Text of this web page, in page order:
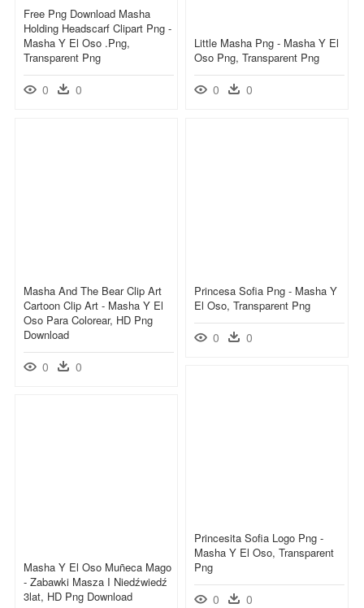
Free Png Download Masha
Holding Headscarf Clipart Png -
Masha Y El Oso .png,
Transparent Png
0 0
Little Masha Png - Masha Y El
Oso Png, Transparent Png
0 0
Masha And The Bear Clip Art
Cartoon Clip Art - Masha Y El
Oso Para Colorear, HD Png
Download
0 0
Princesa Sofia Png - Masha Y
El Oso, Transparent Png
0 0
Princesita Sofia Logo Png -
Masha Y El Oso, Transparent
Png
0 0
Masha Y El Oso Muñeca Mago
- Zabawki Masza I Niedźwiedź
3lat, HD Png Download